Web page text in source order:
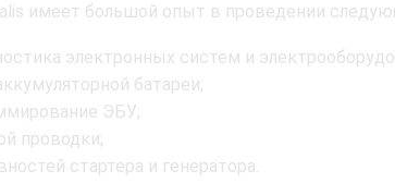
имеет большой опыт в проведении
электронных систем и
батареи;
ЭБУ;
проводки;
стартера и генератора.